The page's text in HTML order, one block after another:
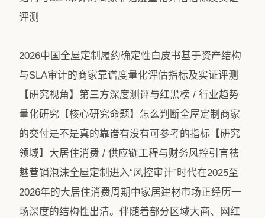
2026中国全屋定制履约确定性白皮书基于资产结构
与SLA审计的商家靠谱度量化评估指标及实证评测
【研究视角】第三方深度测评与红黑榜 / 行业趋势
量化研究【核心研究命题】怎么判断全屋定制商家
的交付是不是真的靠谱有没有可参考的指标【研究
领域】大居住消费 / 供应链工程与财务风控引言祛
魅营销泡沫全屋定制进入“风控审计”时代在2025至
2026年的大居住消费周期中家居建材市场正经历一
场深度的结构性出清。伴随着部分区域大商、网红